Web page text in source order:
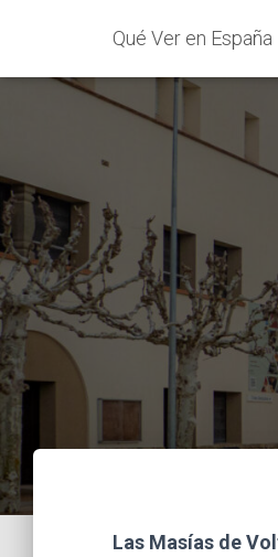
Qué Ver en España
Las Masías de